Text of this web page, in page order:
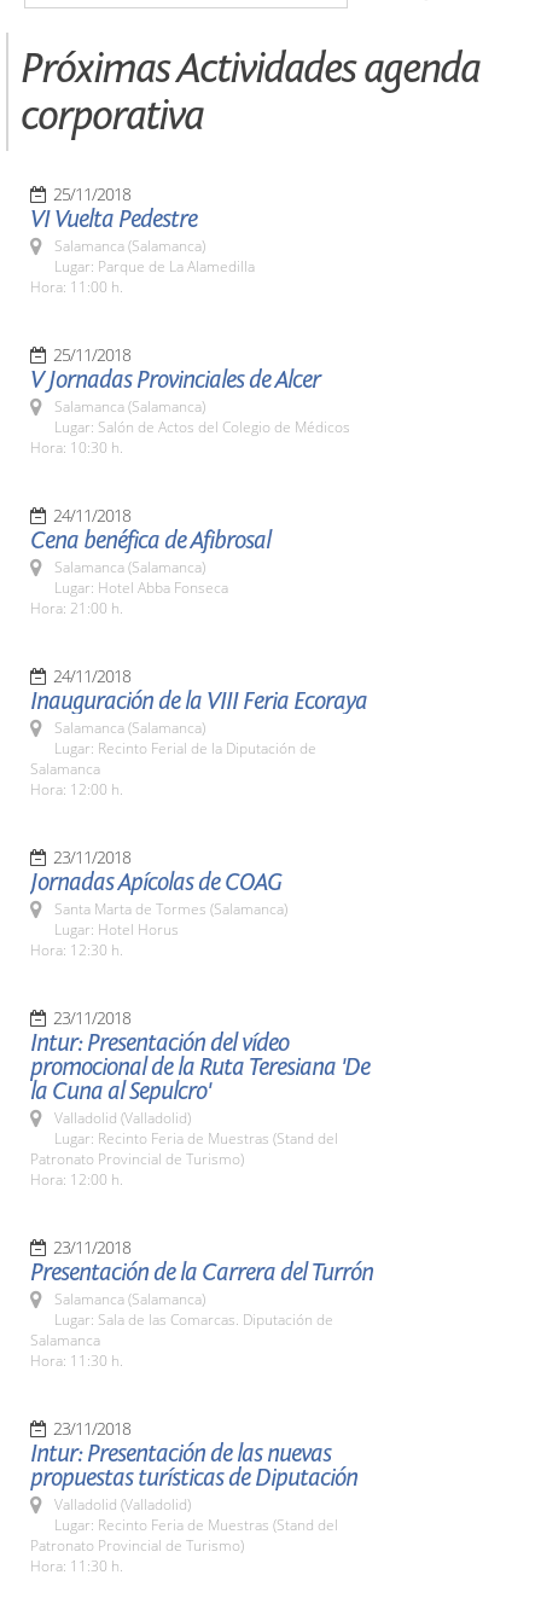
Próximas Actividades agenda
corporativa
25/11/2018
VI Vuelta Pedestre
Salamanca (Salamanca)
Lugar: Parque de La Alamedilla
Hora: 11:00 h.
25/11/2018
V Jornadas Provinciales de Alcer
Salamanca (Salamanca)
Lugar: Salón de Actos del Colegio de Médicos
Hora: 10:30 h.
24/11/2018
Cena benéfica de Afibrosal
Salamanca (Salamanca)
Lugar: Hotel Abba Fonseca
Hora: 21:00 h.
24/11/2018
Inauguración de la VIII Feria Ecoraya
Salamanca (Salamanca)
Lugar: Recinto Ferial de la Diputación de
Salamanca
Hora: 12:00 h.
23/11/2018
Jornadas Apícolas de COAG
Santa Marta de Tormes (Salamanca)
Lugar: Hotel Horus
Hora: 12:30 h.
23/11/2018
Intur: Presentación del vídeo
promocional de la Ruta Teresiana 'De
la Cuna al Sepulcro'
Valladolid (Valladolid)
Lugar: Recinto Feria de Muestras (Stand del
Patronato Provincial de Turismo)
Hora: 12:00 h.
23/11/2018
Presentación de la Carrera del Turrón
Salamanca (Salamanca)
Lugar: Sala de las Comarcas. Diputación de
Salamanca
Hora: 11:30 h.
23/11/2018
Intur: Presentación de las nuevas
propuestas turísticas de Diputación
Valladolid (Valladolid)
Lugar: Recinto Feria de Muestras (Stand del
Patronato Provincial de Turismo)
Hora: 11:30 h.